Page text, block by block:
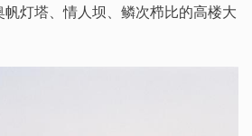
灯塔、情人坝、鳞次栉比的高楼大